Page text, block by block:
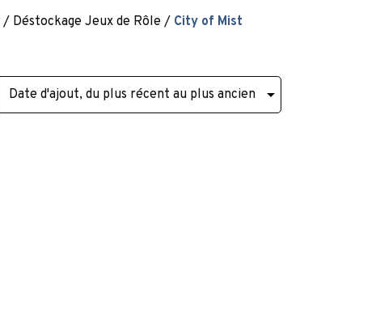
Déstockage Jeux de Rôle City of Mist
Date d'ajout, du plus récent au plus ancien 